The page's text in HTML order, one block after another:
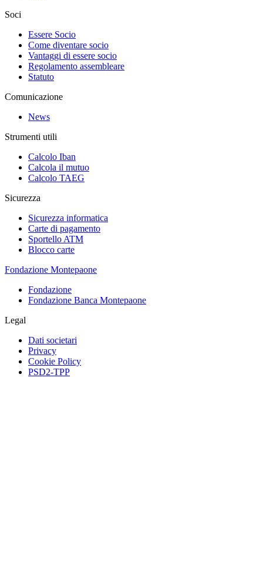
Soci
Essere Socio
Come diventare socio
Vantaggi di essere socio
Regolamento assembleare
Statuto
Comunicazione
News
Strumenti utili
Calcolo Iban
Calcola il mutuo
Calcolo TAEG
Sicurezza
Sicurezza informatica
Carte di pagamento
Sportello ATM
Blocco carte
Fondazione Montepaone
Fondazione
Fondazione Banca Montepaone
Legal
Dati societari
Privacy
Cookie Policy
PSD2-TPP